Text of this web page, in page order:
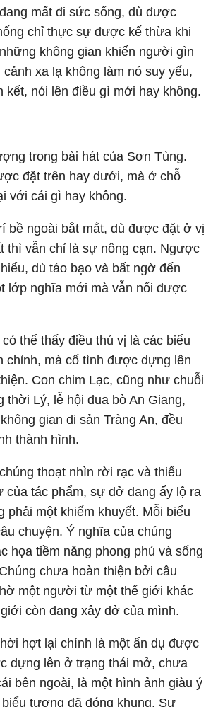
mất đi sức sống, dù được
chỉ thực sự được kế thừa khi
không gian khiến người gìn
xa lạ không làm nó suy yếu,
kết, nói lên điều gì mới hay không.
trong bài hát của Sơn Tùng.
đặt trên hay dưới, mà ở chỗ
với cái gì hay không.
ngoài bắt mắt, dù được đặt ở vị
thì vẫn chỉ là sự nông cạn. Ngược
dù táo bạo và bất ngờ đến
lớp nghĩa mới mà vẫn nối được
thể thấy điều thú vị là các biểu
chỉnh, mà cố tình được dựng lên
Con chim Lạc, cũng như chuỗi
thời Lý, lễ hội đua bò An Giang,
gian di sản Tràng An, đều
thành hình.
thoạt nhìn rời rạc và thiếu
tác phẩm, sự dở dang ấy lộ ra
một khiếm khuyết. Mỗi biểu
chuyện. Ý nghĩa của chúng
họa tiềm năng phong phú và sống
chưa hoàn thiện bởi câu
một người từ một thế giới khác
còn đang xây dở của mình.
hợt lại chính là một ẩn dụ được
dựng lên ở trạng thái mở, chưa
bên ngoài, là một hình ảnh giàu ý
tượng đã đóng khung. Sự